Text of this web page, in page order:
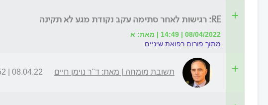
RE: רגישות לאחר סתימה עקב נקודת מגע לא תקינה
08/04/2022 | 14:49 | מאת: א
מתוך פורום רפואת שיניים
תשובת מומחה | מאת: ד"ר נוימן חיים 08.04.22 | 14:52